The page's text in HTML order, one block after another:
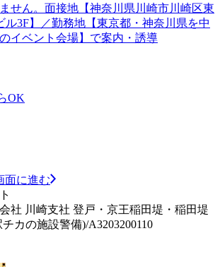
せん。面接地【神奈川県川崎市川崎区東
ル3F】／勤務地【東京都・神奈川県を中
イベント会場】で案内・誘導
OK
面に進む
社 川崎支社 登戸・京王稲田堤・稲田堤
カの施設警備)/A3203200110